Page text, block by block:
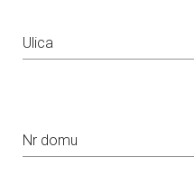
Ulica
Nr domu